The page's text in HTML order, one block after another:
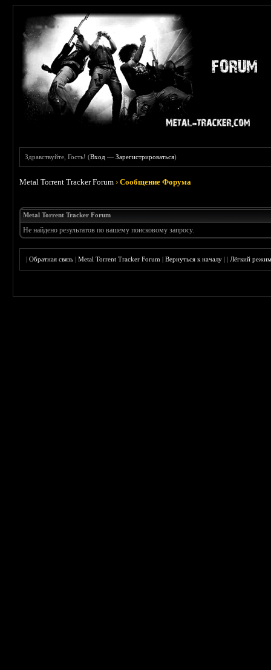
Здравствуйте, Гость! (Вход —Зарегистрироваться)
Metal Torrent Tracker Forum ›Сообщение Форума
Metal Torrent Tracker Forum
Не найдено результатов по вашему поисковому запросу.
|Обратная связь |Metal Torrent Tracker Forum |Вернуться к началу ||Лёгкий